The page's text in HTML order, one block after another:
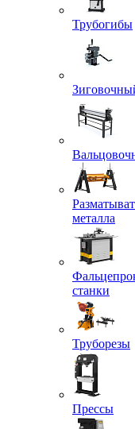
Трубогибы
металла
станки
Труборезы
Прессы